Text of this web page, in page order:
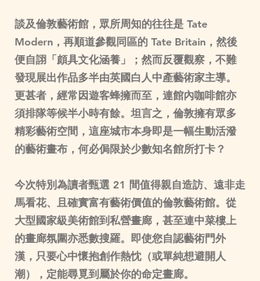
談及倫敦藝術館，眾所周知的往往是 Tate
Modern，再順道參觀同區的 Tate Britain，然後
便自詡「頗具文化涵養」；然而反覆觀察，不難
發現展出作品多半由英國白人中產藝術家主導。
更甚者，經常因遊客蜂擁而至，連館內咖啡館亦
須排隊等候半小時有餘。坦言之，倫敦擁有眾多
精彩藝術空間，這座城市本身即是一幅生動活潑
的藝術畫布，何必侷限於少數知名館所打卡？
今次特別為讀者甄選 21 間值得親自造訪、遠非走
馬看花、且確實富有藝術價值的倫敦藝術館。從
大型國家級美術館到私營畫廊，甚至連中菜樓上
的畫廊氛圍亦悉數搜羅。即使您自認藝術門外
漢，只要心中懷抱創作熱忱（或單純想避開人
潮），定能尋覓到屬於你的命定畫廊。